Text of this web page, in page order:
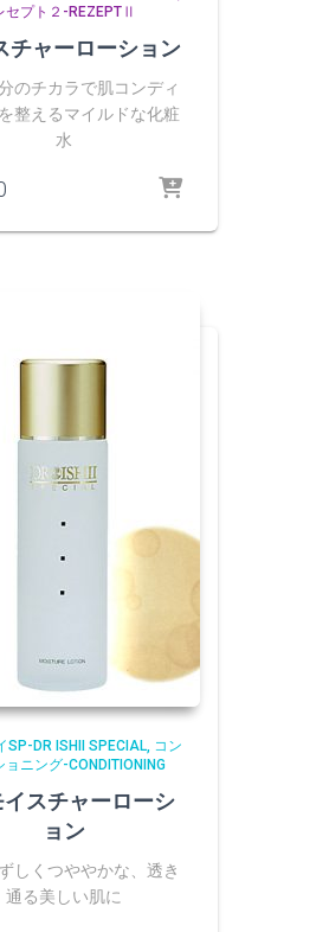
セプト２-REZEPTⅡ
チャーローション
のチカラで肌コンディ
整えるマイルドな化粧
水
SP-DR ISHII SPECIAL コン
ョニング-CONDITIONING
スチャーローシ
ョン
しくつややかな、透き
通る美しい肌に